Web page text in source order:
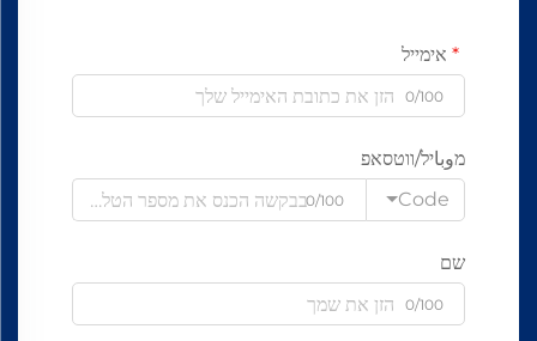
אימייל
0/100
מوباיל/ווטסאפ
Code
0/100
שם
0/100